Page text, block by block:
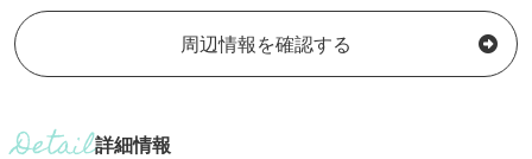
周辺情報を確認する
詳細情報